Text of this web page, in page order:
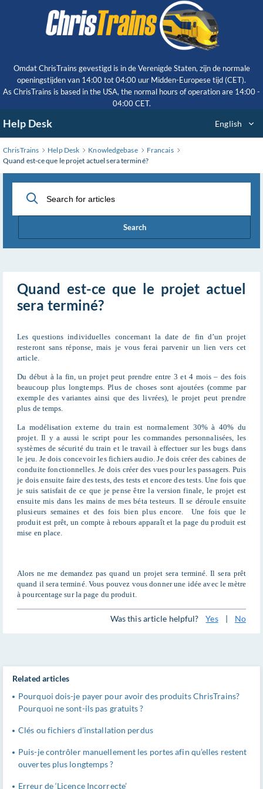
Omdat ChrisTrains gevestigd is in de Verenigde Staten, zijn de normale
openingstijden van 14:00 tot 04:00 uur Midden-Europese tijd (CET).
As ChrisTrains is based in the USA, the normal hours of operation are 14:00 -
04:00 CET.
Help Desk English
ChrisTrains Help Desk Knowledgebase
Francais
Quand est-ce que le projet actuel sera terminé?
Search
Quand est-ce que le projet actuel
sera terminé?
Les questions individuelles concernant la date de fin d’un projet
resteront sans réponse, mais je vous ferai parvenir un lien vers cet
article.
Du début à la fin, un projet peut prendre entre 3 et 4 mois – des fois
beaucoup plus longtemps. Plus de choses sont ajoutées (comme par
exemple des variantes ainsi que des livrées), le projet peut prendre
plus de temps.
La modélisation externe du train est normalement 30% à 40% du
projet. Il y a aussi le script pour les commandes personnalisées, les
systèmes de sécurité du train et le travail à effectuer sur les bugs dans
le jeu. Je dois concevoir les fichiers audio. Je dois créer des cabines de
conduite fonctionnelles. Je dois créer des vues pour les passagers. Puis
je dois ensuite faire des tests, des tests et encore des tests. Une fois que
je suis satisfait de ce que je pense être la version finale, le projet est
ensuite mis dans les mains de mes béta testeurs. Il se déroule ensuite
plusieurs semaines et des fois bien plus encore. Une fois que le
produit est prêt, un compte à rebours apparaît et la page du produit est
mise en place.
Alors ne me demandez pas quand un projet sera terminé. Il sera prêt
quand il sera terminé. Vous pouvez vous donner une idée avec le mètre
à pourcentage sur la page du produit.
Was this article helpful? Yes | No
Related articles
Pourquoi dois-je payer pour avoir des produits ChrisTrains?
Pourquoi ne sont-ils pas gratuits ?
Clés ou fichiers d’installation perdus
Puis-je contrôler manuellement les portes afin qu’elles restent
ouvertes plus longtemps ?
Erreur de ‘Licence Incorrecte’